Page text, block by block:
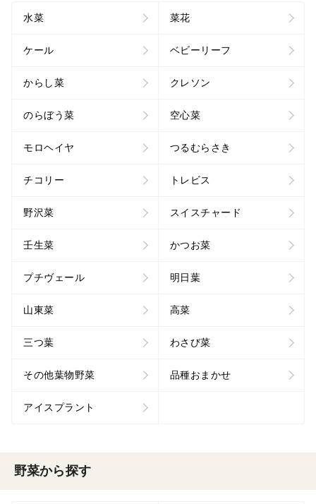
水菜 菜花
ケール ベビーリーフ
からし菜 クレソン
のらぼう菜 空心菜
モロヘイヤ つるむらさき
チコリー トレビス
野沢菜 スイスチャード
壬生菜 かつお菜
プチヴェール 明日葉
山東菜 高菜
三つ葉 わさび菜
その他葉物野菜 品種おまかせ
アイスプラント
野菜から探す